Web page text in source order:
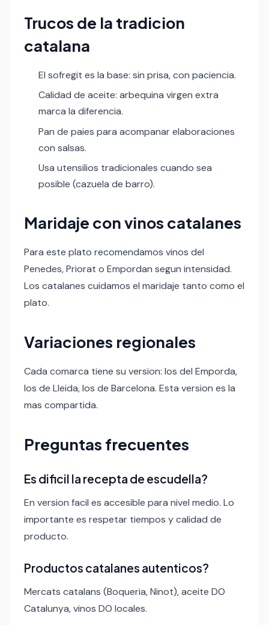
Trucos de la tradicion
catalana
El sofregit es la base: sin prisa, con paciencia.
Calidad de aceite: arbequina virgen extra
marca la diferencia.
Pan de paies para acompanar elaboraciones
con salsas.
Usa utensilios tradicionales cuando sea
posible (cazuela de barro).
Maridaje con vinos catalanes
Para este plato recomendamos vinos del
Penedes, Priorat o Empordan segun intensidad.
Los catalanes cuidamos el maridaje tanto como el
plato.
Variaciones regionales
Cada comarca tiene su version: los del Emporda,
los de Lleida, los de Barcelona. Esta version es la
mas compartida.
Preguntas frecuentes
Es dificil la recepta de escudella?
En version facil es accesible para nivel medio. Lo
importante es respetar tiempos y calidad de
producto.
Productos catalanes autenticos?
Mercats catalans (Boqueria, Ninot), aceite DO
Catalunya, vinos DO locales.